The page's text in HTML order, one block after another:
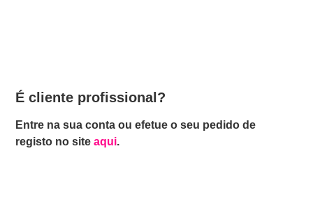
É cliente profissional?
Entre na sua conta ou efetue o seu pedido de
registo no siteaqui.